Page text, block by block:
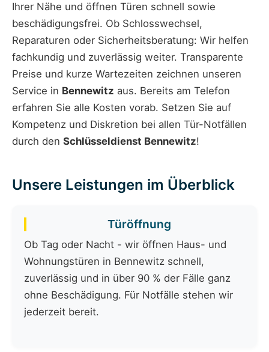
Ihrer Nähe und öffnen Türen schnell sowie
beschädigungsfrei. Ob Schlosswechsel,
Reparaturen oder Sicherheitsberatung: Wir helfen
fachkundig und zuverlässig weiter. Transparente
Preise und kurze Wartezeiten zeichnen unseren
Service in Bennewitz aus. Bereits am Telefon
erfahren Sie alle Kosten vorab. Setzen Sie auf
Kompetenz und Diskretion bei allen Tür-Notfällen
durch den Schlüsseldienst Bennewitz!
Unsere Leistungen im Überblick
Türöffnung
Ob Tag oder Nacht - wir öffnen Haus- und
Wohnungstüren in Bennewitz schnell,
zuverlässig und in über 90 % der Fälle ganz
ohne Beschädigung. Für Notfälle stehen wir
jederzeit bereit.